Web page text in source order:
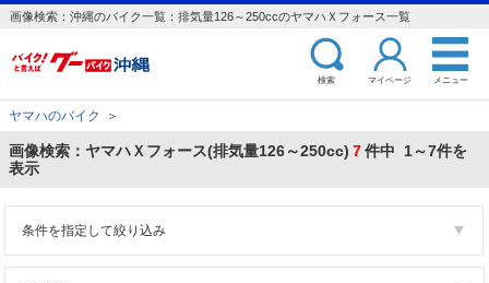
画像検索：沖縄のバイク一覧：排気量126～250ccのヤマハＸフォース一覧
検索 マイページ メニュー
ヤマハのバイク ＞
画像検索：ヤマハＸフォース(排気量126～250cc) 7件中 1～7件を
表示
条件を指定して絞り込み